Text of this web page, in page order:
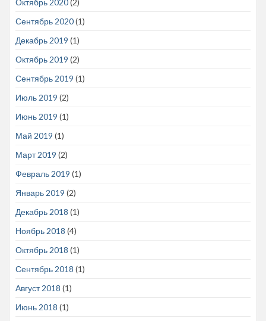
Октябрь 2020(2)
Сентябрь 2020(1)
Декабрь 2019 (1)
Октябрь 2019 (2)
Сентябрь 2019 (1)
Июль 2019 (2)
Июнь 2019 (1)
Май 2019 (1)
Март 2019 (2)
Февраль 2019 (1)
Январь 2019 (2)
Декабрь 2018 (1)
Ноябрь 2018 (4)
Октябрь 2018 (1)
Сентябрь 2018 (1)
Август 2018 (1)
Июнь 2018 (1)